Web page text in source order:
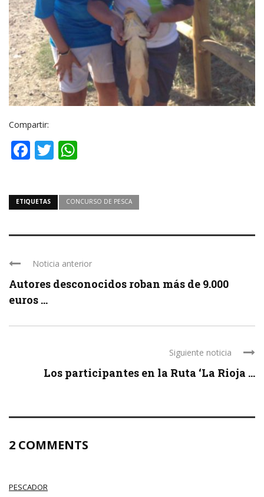
Compartir:
Facebook
Twitter
ETIQUETAS CONCURSO DE PESCA
Noticia anterior
Autores desconocidos roban más de 9.000
euros ...
Siguiente noticia
Los participantes en la Ruta ‘La Rioja ...
2 COMMENTS
PESCADOR